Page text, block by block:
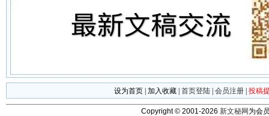
设为首页 加入收藏 首页登陆 会员注册 投稿
Copyright © 2001-2026 新文秘网 为会